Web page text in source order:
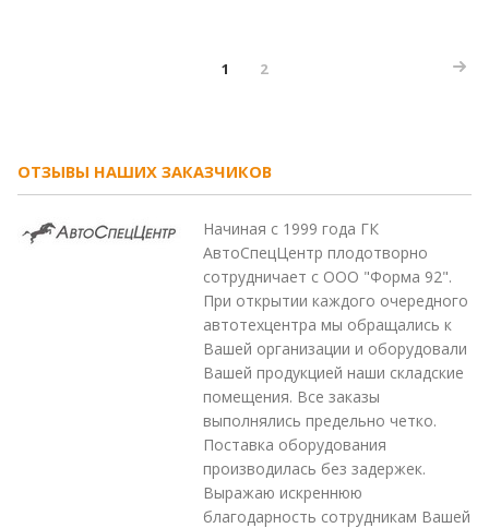
1 2
ОТЗЫВЫ НАШИХ ЗАКАЗЧИКОВ
Начиная с 1999 года ГК
АвтоСпецЦентр плодотворно
сотрудничает с ООО "Форма 92".
При открытии каждого очередного
автотехцентра мы обращались к
Вашей организации и оборудовали
Вашей продукцией наши складские
помещения. Все заказы
выполнялись предельно четко.
Поставка оборудования
производилась без задержек.
Выражаю искреннюю
благодарность сотрудникам Вашей